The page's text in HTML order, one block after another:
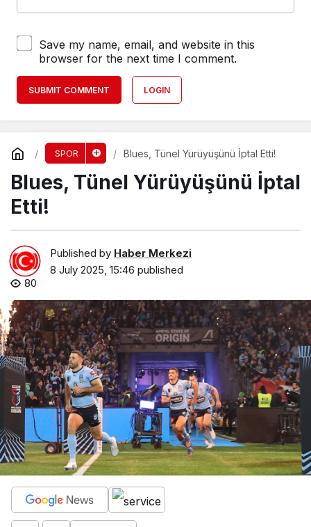
Save my name, email, and website in this
browser for the next time I comment.
SUBMIT COMMENT LOGIN
SPOR Blues, Tünel Yürüyüşünü İptal Etti!
Blues, Tünel Yürüyüşünü İptal
Etti!
Published by Haber Merkezi
8 July 2025, 15:46 published
80